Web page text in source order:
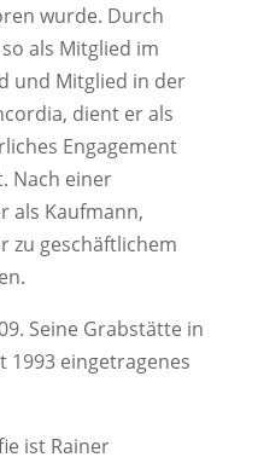
wurde. Durch
als Mitglied im
und Mitglied in der
dient er als
Engagement
Nach einer
als Kaufmann,
zu geschäftlichem
Seine Grabstätte in
1993 eingetragenes
ist Rainer